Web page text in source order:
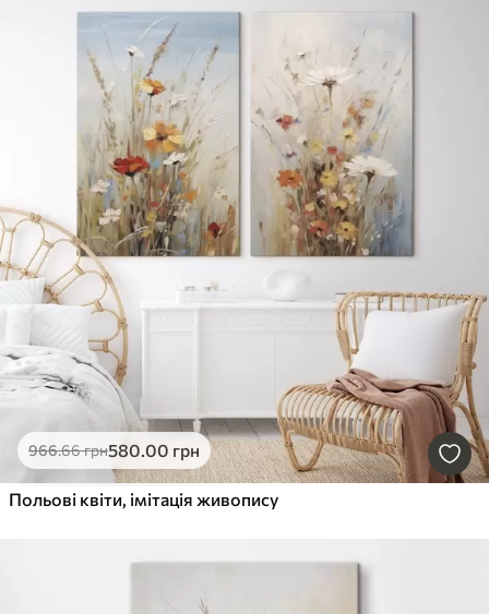
966.66грн580.00 грн
Польові квіти, імітація живопису